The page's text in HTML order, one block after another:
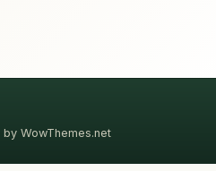
by WowThemes.net